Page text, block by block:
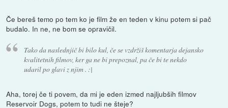
Če bereš temo po tem ko je film že en teden v kinu potem si pač
budalo. In ne, ne bom se opravičil.
Tako da naslednjič bi bilo kul, če se vzdržiš komentarja dejansko
kvalitetnih filmov, ker ga ne bi prepoznal, pa če bi te nekdo
udaril po glavi z njim . :|
Aha, torej če ti povem, da mi je eden izmed najljubših filmov
Reservoir Dogs, potem to tudi ne šteje?